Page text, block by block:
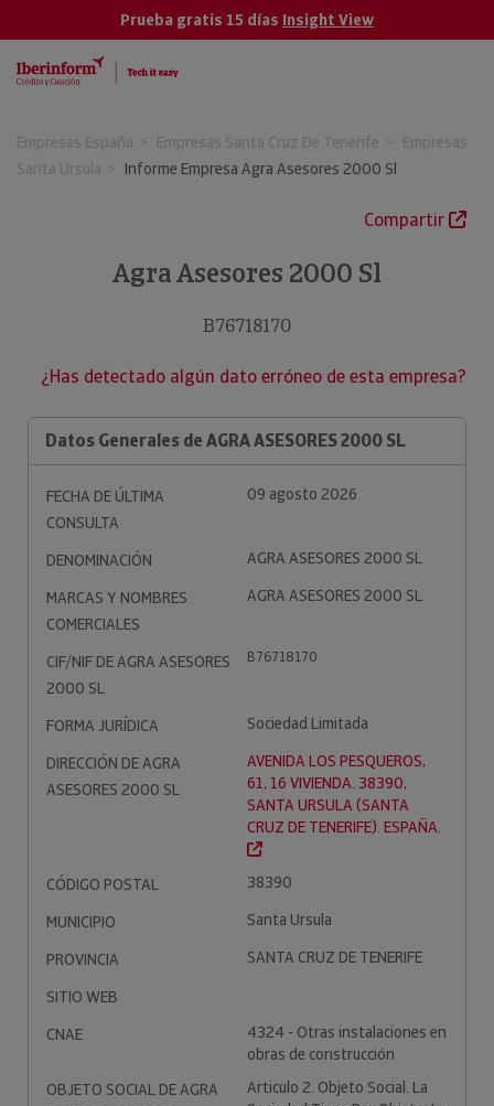
Prueba gratis 15 días Insight View
Empresas España Empresas Santa Cruz De Tenerife
Empresas
Santa Ursula
Informe Empresa Agra Asesores 2000 Sl
Compartir
Agra Asesores 2000 Sl
B76718170
¿Has detectado algún dato erróneo de esta empresa?
Datos Generales de AGRA ASESORES 2000 SL
FECHA DE ÚLTIMA
CONSULTA
09 agosto 2026
DENOMINACIÓN
AGRA ASESORES 2000 SL
MARCAS Y NOMBRES
COMERCIALES
AGRA ASESORES 2000 SL
CIF/NIF DE AGRA ASESORES
2000 SL
B76718170
FORMA JURÍDICA
Sociedad Limitada
DIRECCIÓN DE AGRA
ASESORES 2000 SL
AVENIDA LOS PESQUEROS,
61, 16 VIVIENDA. 38390,
SANTA URSULA (SANTA
CRUZ DE TENERIFE). ESPAÑA.
CÓDIGO POSTAL
38390
MUNICIPIO
Santa Ursula
PROVINCIA
SANTA CRUZ DE TENERIFE
SITIO WEB
CNAE
4324 - Otras instalaciones en
obras de construcción
OBJETO SOCIAL DE AGRA
Articulo 2. Objeto Social. La